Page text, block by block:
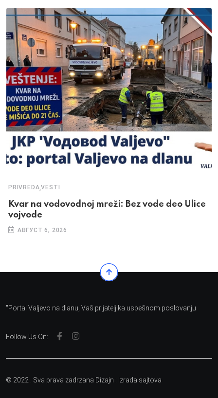
PRIVREDA,VESTI
Kvar na vodovodnoj mreži: Bez vode deo Ulice
vojvode
АВГУСТ 6, 2026
"Portal Valjevo na dlanu, Vaš prijatelj ka uspešnom poslovanju
Follow Us On:
© 2022 . Sva prava zadrzana Dizajn : Izrada sajtova